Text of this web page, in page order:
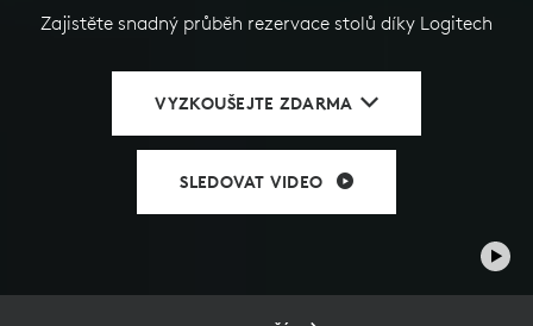
Zajistěte snadný průběh rezervace stolů díky Logitech
VYZKOUŠEJTE ZDARMA
SLEDOVAT VIDEO